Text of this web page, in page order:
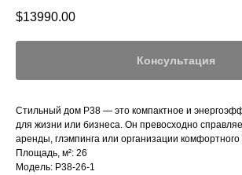
$13990.00
Консультация
Стильный дом P38 — это компактное и
для жизни или бизнеса. Он превосходно
аренды, глэмпинга или организации
Площадь, м²: 26
Модель: P38-26-1